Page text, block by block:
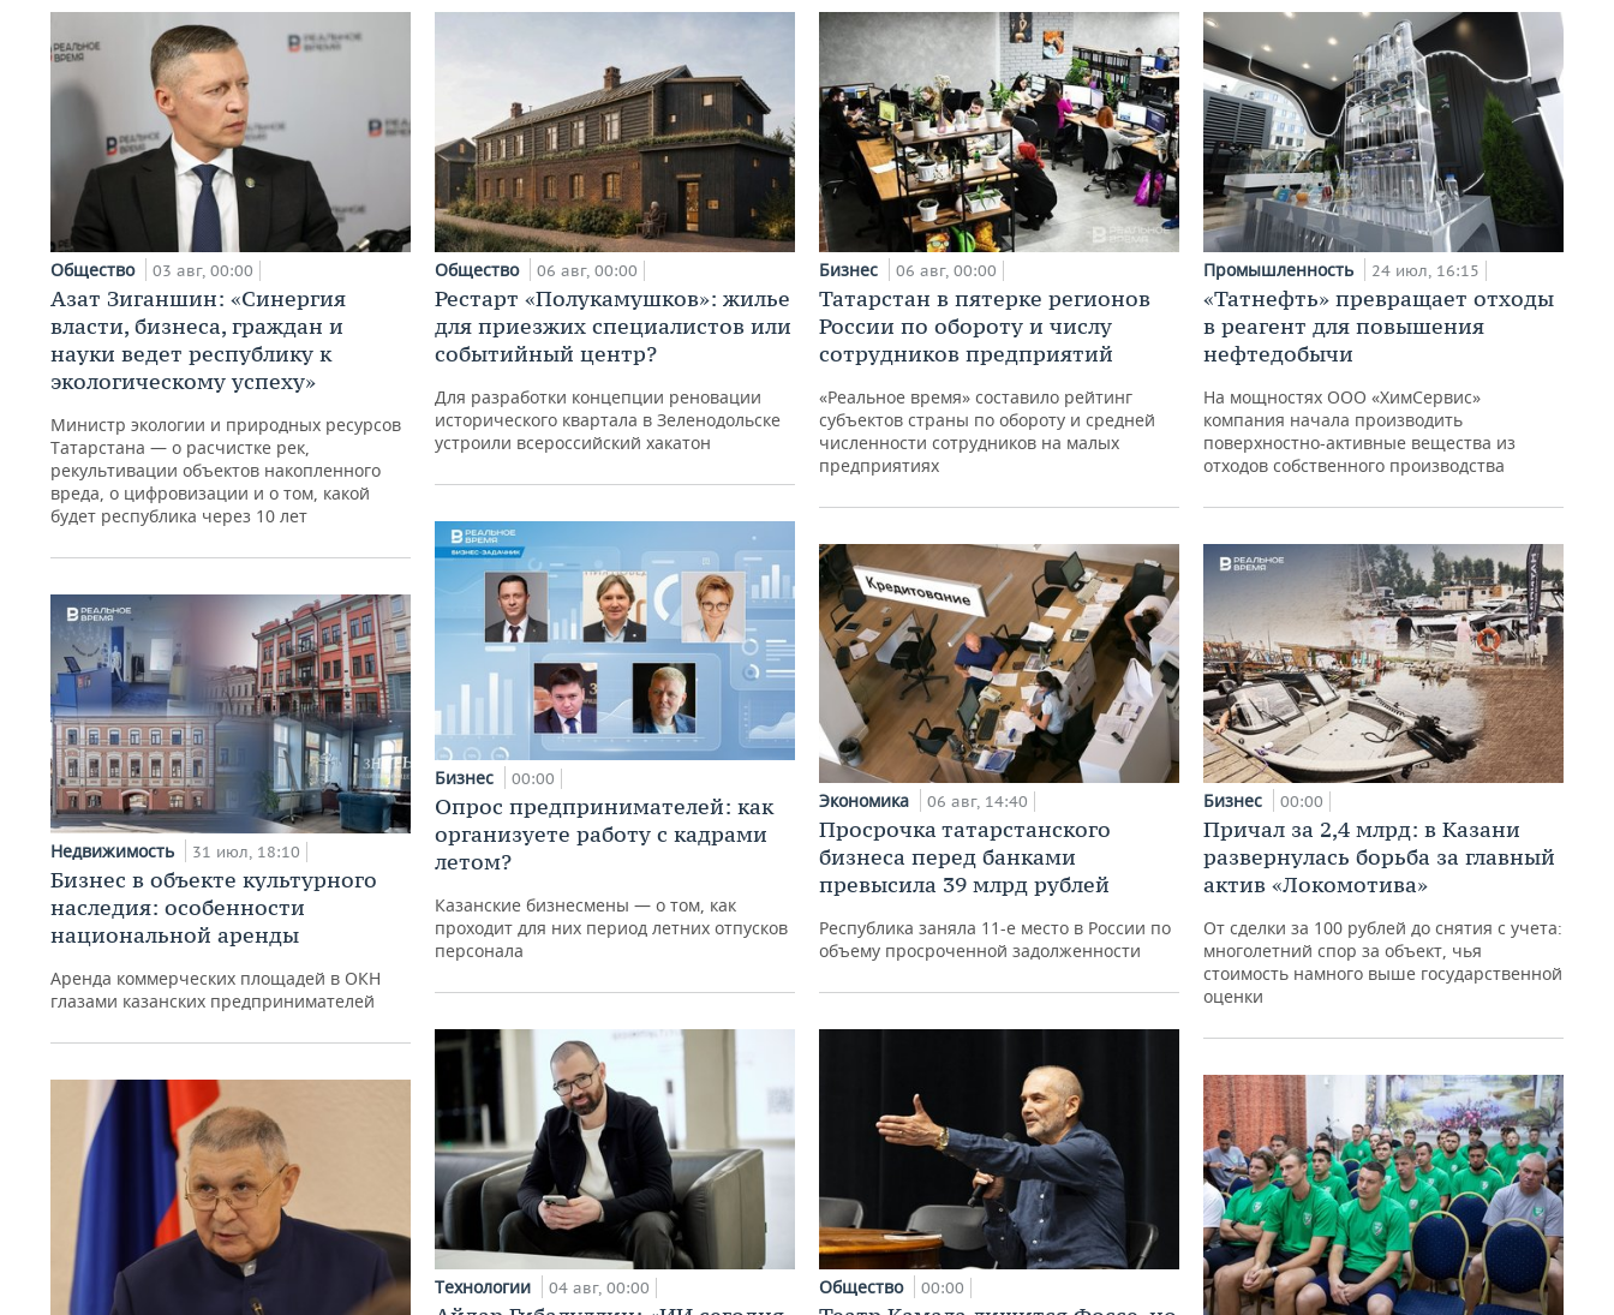
Общество 03 авг, 00:00
Азат Зиганшин: «Синергия
власти, бизнеса, граждан и
науки ведет республику к
экологическому успеху»
Министр экологии и природных ресурсов
Татарстана — о расчистке рек,
рекультивации объектов накопленного
вреда, о цифровизации и о том, какой
будет республика через 10 лет
Недвижимость 31 июл, 18:10
Бизнес в объекте культурного
наследия: особенности
национальной аренды
Аренда коммерческих площадей в ОКН
глазами казанских предпринимателей
Общество 06 авг, 00:00
Рестарт «Полукамушков»: жилье
для приезжих специалистов или
событийный центр?
Для разработки концепции реновации
исторического квартала в Зеленодольске
устроили всероссийский хакатон
Бизнес 00:00
Опрос предпринимателей: как
организуете работу с кадрами
летом?
Казанские бизнесмены — о том, как
проходит для них период летних отпусков
персонала
Технологии 04 авг, 00:00
Бизнес 06 авг, 00:00
Татарстан в пятерке регионов
России по обороту и числу
сотрудников предприятий
«Реальное время» составило рейтинг
субъектов страны по обороту и средней
численности сотрудников на малых
предприятиях
Экономика 06 авг, 14:40
Просрочка татарстанского
бизнеса перед банками
превысила 39 млрд рублей
Республика заняла 11-е место в России по
объему просроченной задолженности
Общество 00:00
Промышленность 24 июл, 16:15
«Татнефть» превращает отходы
в реагент для повышения
нефтедобычи
На мощностях ООО «ХимСервис»
компания начала производить
поверхностно-активные вещества из
отходов собственного производства
Бизнес 00:00
Причал за 2,4 млрд: в Казани
развернулась борьба за главный
актив «Локомотива»
От сделки за 100 рублей до снятия с учета:
многолетний спор за объект, чья
стоимость намного выше государственной
оценки